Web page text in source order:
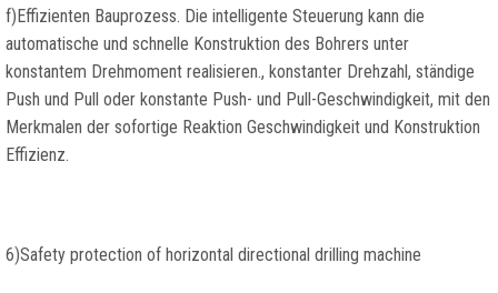
f)Effizienten Bauprozess. Die intelligente Steuerung kann die
automatische und schnelle Konstruktion des Bohrers unter
konstantem Drehmoment realisieren., konstanter Drehzahl, ständige
Push und Pull oder konstante Push- und Pull-Geschwindigkeit, mit den
Merkmalen der sofortige Reaktion Geschwindigkeit und Konstruktion
Effizienz.
6)Safety protection of horizontal directional drilling machine